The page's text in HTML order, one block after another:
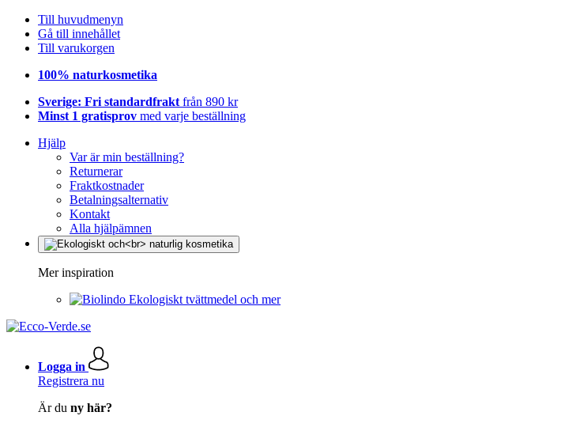
Till huvudmenyn
Gå till innehållet
Till varukorgen
100% naturkosmetika
Sverige: Fri standardfrakt från 890 kr
Minst 1 gratisprov med varje beställning
Hjälp
Var är min beställning?
Returnerar
Fraktkostnader
Betalningsalternativ
Kontakt
Alla hjälpämnen
Mer inspiration
Ekologiskt tvättmedel och mer
Logga in
Registrera nu
Är du ny här?